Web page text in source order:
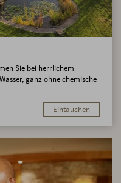
Sie bei herrlichem
ganz ohne chemische
Eintauchen